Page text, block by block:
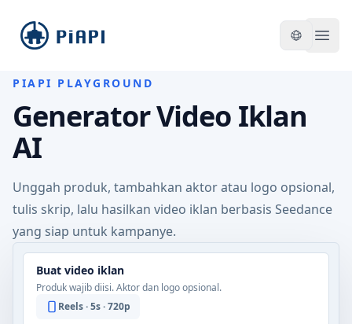
piapi
PIAPI PLAYGROUND
Generator Video Iklan
AI
Unggah produk, tambahkan aktor atau logo opsional,
tulis skrip, lalu hasilkan video iklan berbasis Seedance
yang siap untuk kampanye.
Buat video iklan
Produk wajib diisi. Aktor dan logo opsional.
Reels·5s ·720p